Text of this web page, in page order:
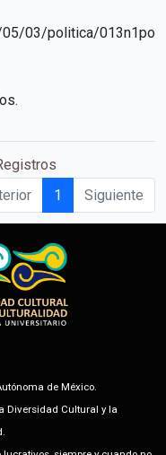
03/politica/013n1pol
1 Siguiente
de México.
Diversidad Cultural y la